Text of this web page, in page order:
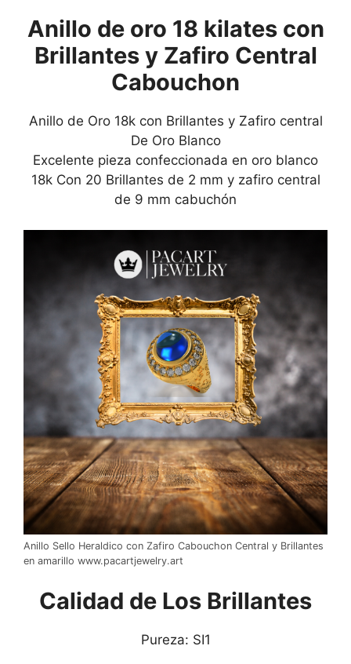
Brillantes
Laterales
cantidad
Anillo de oro 18 kilates con
Brillantes y Zafiro Central
Cabouchon
Anillo de Oro 18k con Brillantes y Zafiro central
De Oro Blanco
Excelente pieza confeccionada en oro blanco
18k Con 20 Brillantes de 2 mm y zafiro central
de 9 mm cabuchón
Anillo Sello Heraldico con Zafiro Cabouchon Central y Brillantes
en amarillo www.pacartjewelry.art
Calidad de Los Brillantes
Pureza: SI1